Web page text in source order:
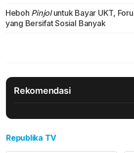
Heboh Pinjoluntuk Bayar UKT,
yang Bersifat Sosial Banyak
Rekomendasi
Republika TV